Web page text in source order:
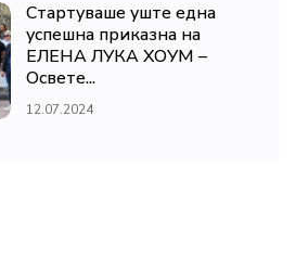
Стартуваше уште една
успешна приказна на
ЕЛЕНА ЛУКА ХОУМ –
Освете...
12.07.2024